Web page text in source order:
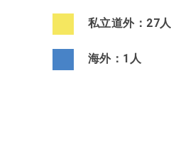
私立道外：27人
海外：1人